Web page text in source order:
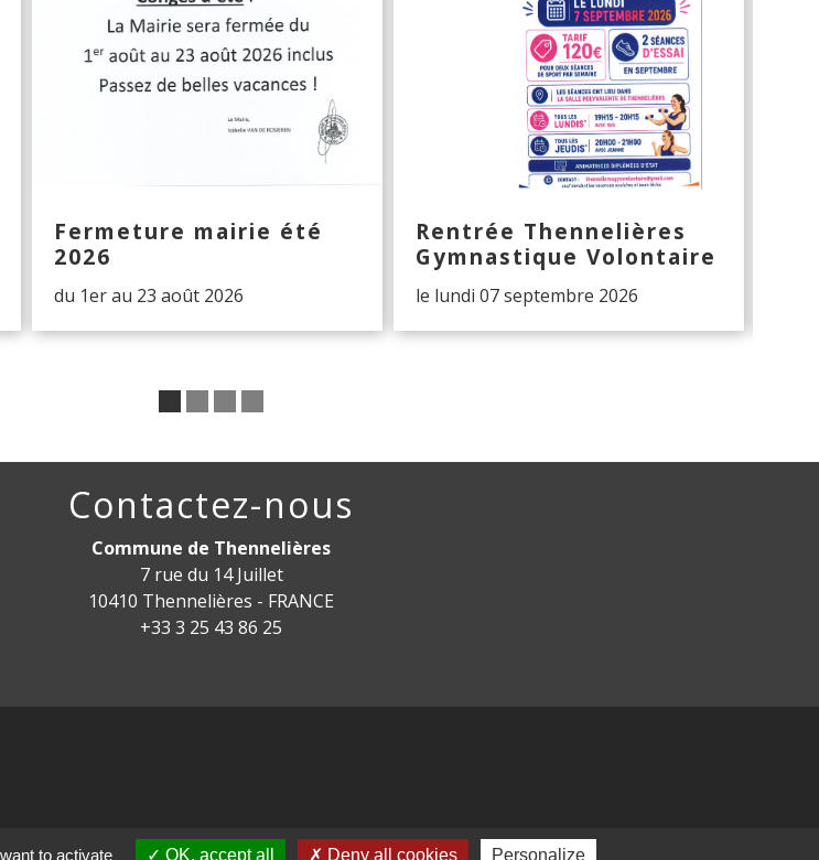
Fermeture mairie été
2026
du 1er au 23 août 2026
Rentrée Thennelières
Gymnastique Volontaire
le lundi 07 septembre 2026
Contactez-nous
Commune de Thennelières
7 rue du 14 Juillet
10410 Thennelières - FRANCE
+33 3 25 43 86 25
to activate OK, accept all Deny all cookies Personalize